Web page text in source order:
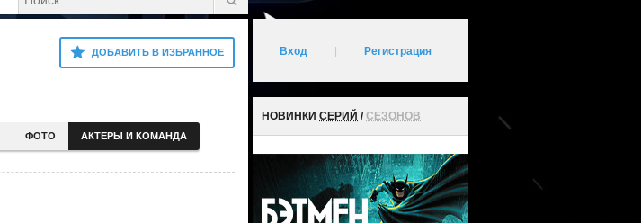
ДОБАВИТЬ В ИЗБРАННОЕ
ФОТО АКТЕРЫ И КОМАНДА
Вход Регистрация
НОВИНКИ СЕРИЙ /СЕЗОНОВ